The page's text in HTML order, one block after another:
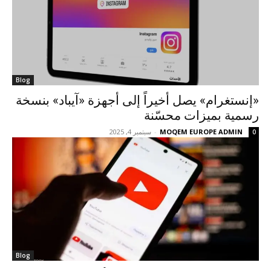
Blog
«إنستغرام» يصل أخيراً إلى أجهزة «آيباد» بنسخة
رسمية بميزات محسّنة
MOQEM EUROPE ADMIN
- سبتمبر 4, 2025 0
Blog